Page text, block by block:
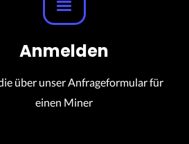
Anmelden
über unser Anfrageformular für
einen Miner